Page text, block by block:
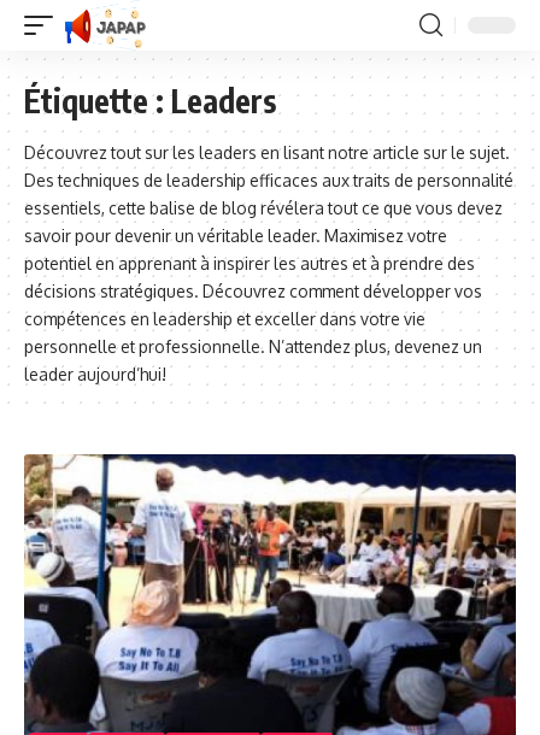
Étiquette :Leaders
Découvrez tout sur les leaders en lisant notre article sur le sujet.
Des techniques de leadership efficaces aux traits de personnalité
essentiels, cette balise de blog révélera tout ce que vous devez
savoir pour devenir un véritable leader. Maximisez votre
potentiel en apprenant à inspirer les autres et à prendre des
décisions stratégiques. Découvrez comment développer vos
compétences en leadership et exceller dans votre vie
personnelle et professionnelle. N’attendez plus, devenez un
leader aujourd’hui!